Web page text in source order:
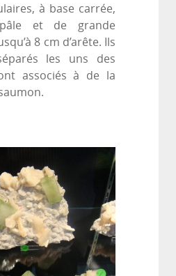
à base carrée,
et de grande
8 cm d’arête. Ils
les uns des
associés à de la